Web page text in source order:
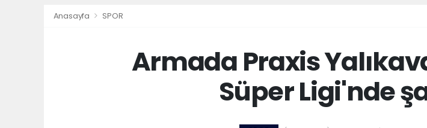
Anasayfa SPOR
Armada Praxis
Süper Ligi'nde